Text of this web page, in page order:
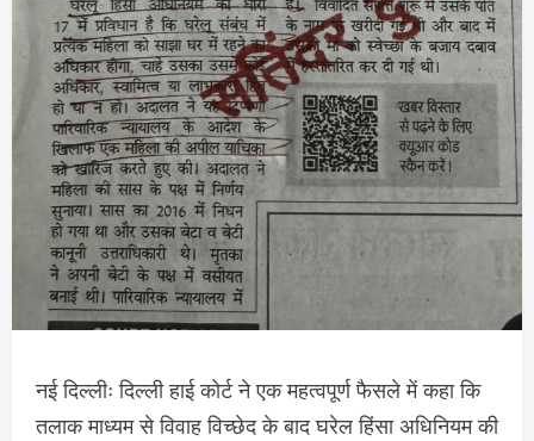
नई दिल्लीः दिल्ली हाई कोर्ट ने एक महत्वपूर्ण फैसले में कहा कि
तलाक माध्यम से विवाह विच्छेद के बाद घरेल हिंसा अधिनियम की